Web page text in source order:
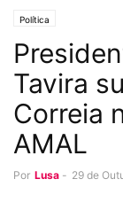
Política
Tavira
Correia
AMAL
Por Lusa - 29 de